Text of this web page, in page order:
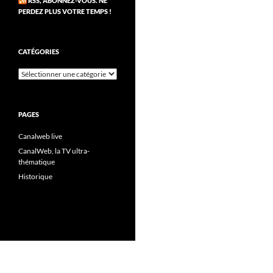
PERDEZ PLUS VOTRE TEMPS !
CATÉGORIES
Catégories
PAGES
Canalweb live
CanalWeb, la TV ultra-
thématique
Historique